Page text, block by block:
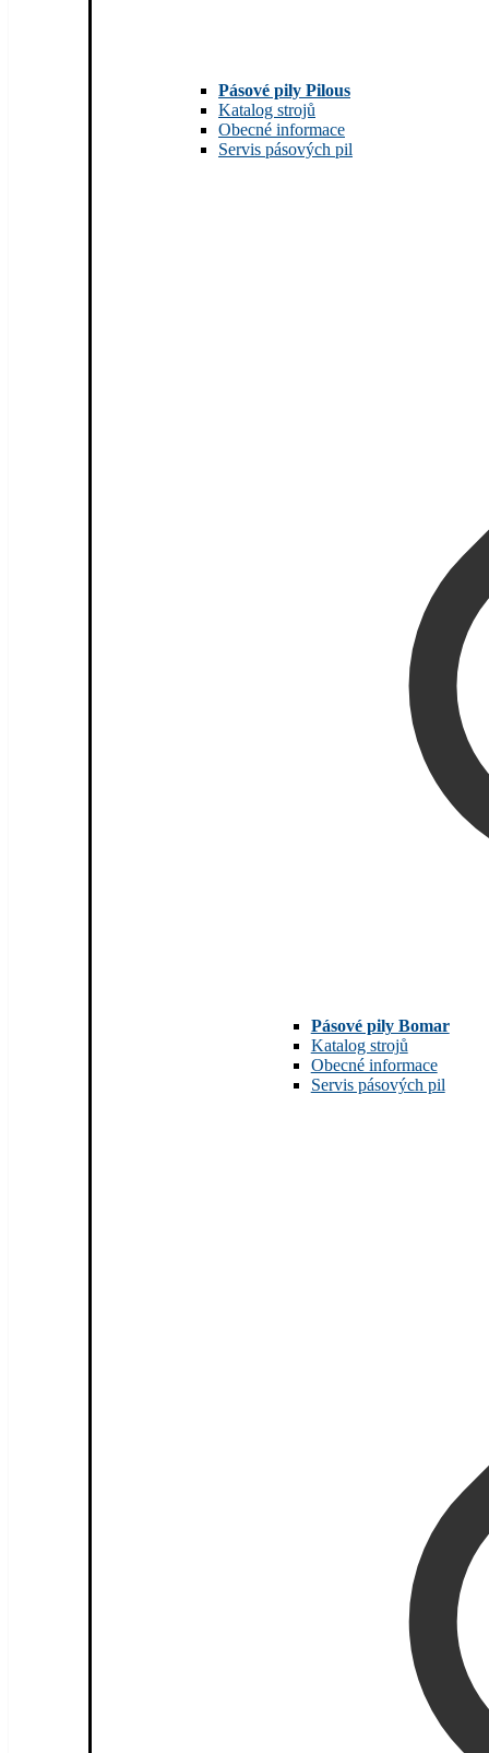
Pásové pily Pilous
Katalog strojů
Obecné informace
Servis pásových pil
Pásové pily Bomar
Katalog strojů
Obecné informace
Servis pásových pil